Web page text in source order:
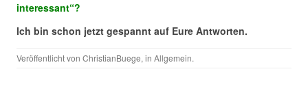
interessant“?
Ich bin schon jetzt gespannt auf Eure Antworten.
Veröffentlicht von ChristianBuege, in Allgemein.